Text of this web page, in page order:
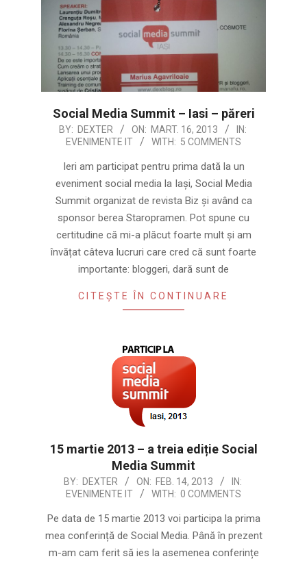
Social Media Summit – Iasi – păreri
2013-BY: DEXTER ON: MART. 16, 2013
IN:
EVENIMENTE IT
WITH: 5 COMMENTS
Ieri am participat pentru prima dată la un
eveniment social media la Iași, Social Media
Summit organizat de revista Biz și având ca
sponsor berea Staropramen. Pot spune cu
certitudine că mi-a plăcut foarte mult și am
învățat câteva lucruri care cred că sunt foarte
importante: bloggeri, dară sunt de
CITEȘTE ÎN CONTINUARE
15 martie 2013 – a treia ediție Social
Media Summit
2013-
14
BY: DEXTER ON: FEB. 14, 2013
IN:
EVENIMENTE IT
WITH: 0 COMMENTS
Pe data de 15 martie 2013 voi participa la prima
mea conferință de Social Media. Până în prezent
m-am cam ferit să ies la asemenea conferințe